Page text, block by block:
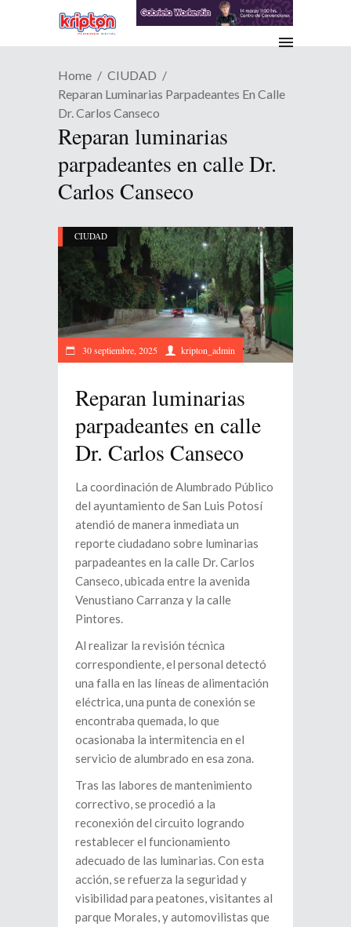
Home
CIUDAD
Reparan Luminarias Parpadeantes En Calle
Dr. Carlos Canseco
Reparan luminarias
parpadeantes en calle Dr.
Carlos Canseco
CIUDAD
30 septiembre, 2025 kripton_admin
Reparan luminarias
parpadeantes en calle
Dr. Carlos Canseco
La coordinación de Alumbrado Público
del ayuntamiento de San Luis Potosí
atendió de manera inmediata un
reporte ciudadano sobre luminarias
parpadeantes en la calle Dr. Carlos
Canseco, ubicada entre la avenida
Venustiano Carranza y la calle
Pintores.
Al realizar la revisión técnica
correspondiente, el personal detectó
una falla en las líneas de alimentación
eléctrica, una punta de conexión se
encontraba quemada, lo que
ocasionaba la intermitencia en el
servicio de alumbrado en esa zona.
Tras las labores de mantenimiento
correctivo, se procedió a la
reconexión del circuito logrando
restablecer el funcionamiento
adecuado de las luminarias. Con esta
acción, se refuerza la seguridad y
visibilidad para peatones, visitantes al
parque Morales, y automovilistas que